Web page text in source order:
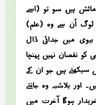
ہیں، سو تو (اسے
لوگ اُن سے وہ (علم)
میں جدائی ڈال
کو نقصان نہیں پہنچا
سیکھتے ہیں جو ان کے
اور بلاشبہ وہ جانتے
ہوگا، آخرت میں